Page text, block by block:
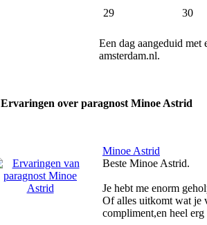
29
30
Een dag aangeduid met
amsterdam.nl.
Ervaringen over paragnost Minoe Astrid
Minoe Astrid
Beste Minoe Astrid.
Je hebt me enorm
Of alles uitkomt wat je
compliment,en heel